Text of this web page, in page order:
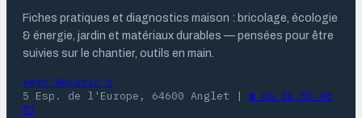
Fiches pratiques et diagnostics maison : bricolage, écologie
& énergie, jardin et matériaux durables — pensées pour être
suivies sur le chantier, outils en main.
Aéro Mécanic's
5 Esp. de l'Europe, 64600 Anglet | ☎ 06 06 55 90
97